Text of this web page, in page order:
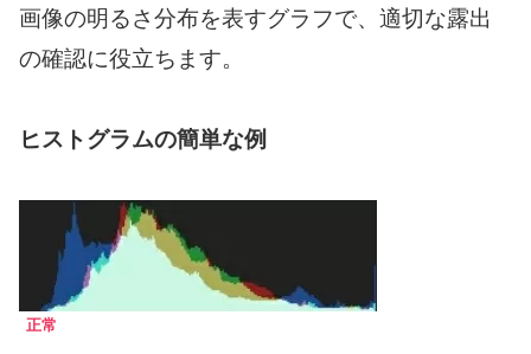
画像の明るさ分布を表すグラフで、適切な露出
の確認に役立ちます。
ヒストグラムの簡単な例
正常